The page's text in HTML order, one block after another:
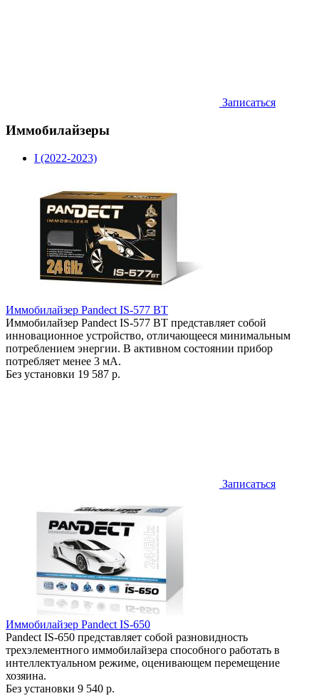
Записаться
Иммобилайзеры
I (2022-2023)
Иммобилайзер Pandect IS-577 BT
Иммобилайзер Pandect IS-577 BT представляет собой
инновационное устройство, отличающееся минимальным
потреблением энергии. В активном состоянии прибор
потребляет менее 3 мА.
Без установки 19 587 р.
Записаться
Иммобилайзер Pandect IS-650
Pandect IS-650 представляет собой разновидность
трехэлементного иммобилайзера способного работать в
интеллектуальном режиме, оценивающем перемещение
хозяина.
Без установки 9 540 р.